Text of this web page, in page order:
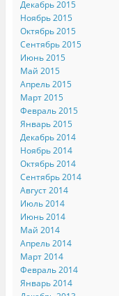
Декабрь 2015
Ноябрь 2015
Октябрь 2015
Сентябрь 2015
Июнь 2015
Май 2015
Апрель 2015
Март 2015
Февраль 2015
Январь 2015
Декабрь 2014
Ноябрь 2014
Октябрь 2014
Сентябрь 2014
Август 2014
Июль 2014
Июнь 2014
Май 2014
Апрель 2014
Март 2014
Февраль 2014
Январь 2014